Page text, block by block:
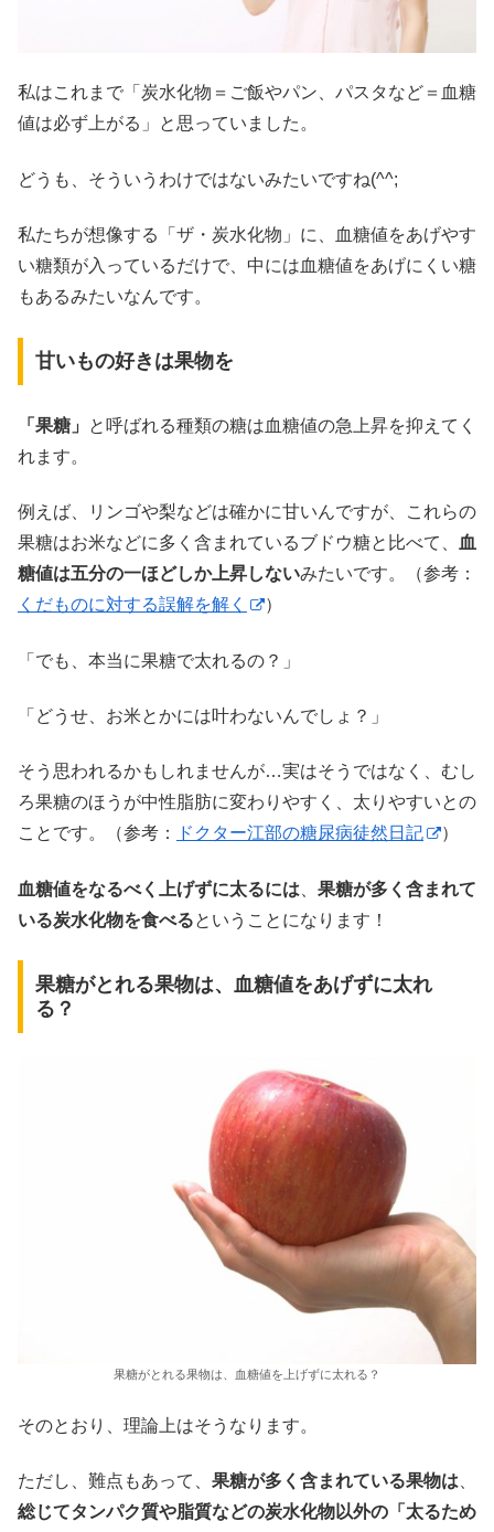
私はこれまで「炭水化物＝ご飯やパン、パスタなど＝血糖
値は必ず上がる」と思っていました。
どうも、そういうわけではないみたいですね(^^;
私たちが想像する「ザ・炭水化物」に、血糖値をあげやす
い糖類が入っているだけで、中には血糖値をあげにくい糖
もあるみたいなんです。
甘いもの好きは果物を
「果糖」
と呼ばれる種類の糖は血糖値の急上昇を抑えてく
れます。
例えば、リンゴや梨などは確かに甘いんですが、これらの
果糖はお米などに多く含まれているブドウ糖と比べて、
血
糖値は五分の一ほどしか上昇しないみたいです。（参考：
くだものに対する誤解を解く
）
「でも、本当に果糖で太れるの？」
「どうせ、お米とかには叶わないんでしょ？」
そう思われるかもしれませんが…実はそうではなく、むし
ろ果糖のほうが中性脂肪に変わりやすく、太りやすいとの
ことです。（参考：
ドクター江部の糖尿病徒然日記 ）
血糖値をなるべく上げずに太るには
果糖が多く含まれて
いる炭水化物を食べるということになります！
果糖がとれる果物は、血糖値をあげずに太れ
る？
果糖がとれる果物は、血糖値を上げずに太れる？
そのとおり、理論上はそうなります。
ただし、難点もあって、 果糖が多く含まれている果物は
総じてタンパク質や脂質などの炭水化物以外の「太るため